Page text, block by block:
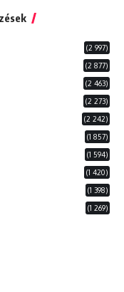
(2 997)
(2 877)
(2 463)
(2 273)
(2 242)
(1 857)
(1 594)
(1 420)
(1 398)
(1 269)